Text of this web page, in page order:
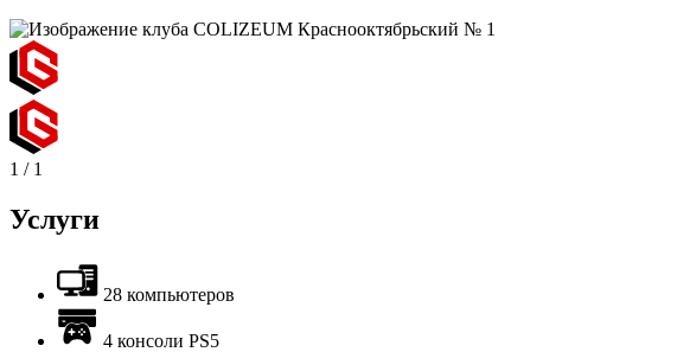
1 / 1
Услуги
28 компьютеров
4 консоли PS5